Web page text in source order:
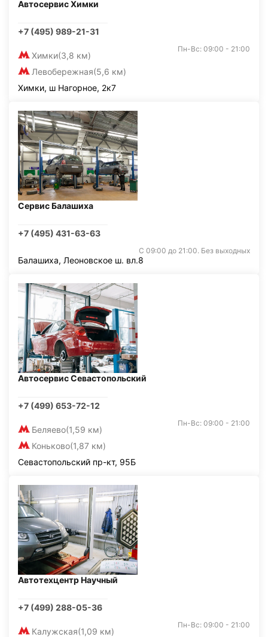
Автосервис Химки
+7 (495) 989-21-31
Химки(3,8 км)
Левобережная(5,6 км)
Пн-Вс: 09:00 - 21:00
Химки, ш Нагорное, 2к7
Сервис Балашиха
+7 (495) 431-63-63
С 09:00 до 21:00. Без выходных
Балашиха, Леоновское ш. вл.8
Автосервис Севастопольский
+7 (499) 653-72-12
Беляево(1,59 км)
Коньково(1,87 км)
Пн-Вс: 09:00 - 21:00
Севастопольский пр-кт, 95Б
Автотехцентр Научный
+7 (499) 288-05-36
Калужская(1,09 км)
Пн-Вс: 09:00 - 21:00